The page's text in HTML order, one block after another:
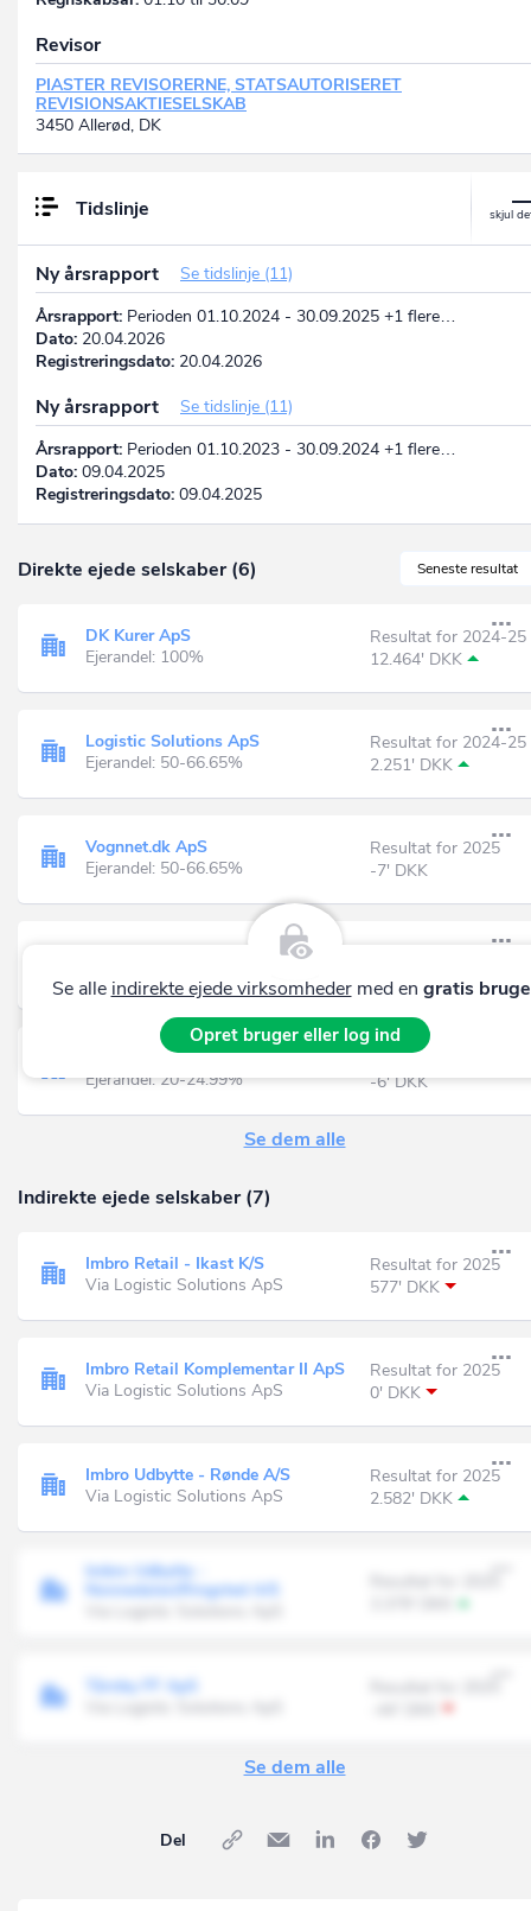
Revisor
PIASTER REVISORERNE, STATSAUTORISERET
REVISIONSAKTIESELSKAB
3450 Allerød, DK
Tidslinje
Ny årsrapport
Se tidslinje (11)
Årsrapport: Perioden 01.10.2024 - 30.09.2025 +1 flere…
Dato: 20.04.2026
Registreringsdato: 20.04.2026
Ny årsrapport
Se tidslinje (11)
Årsrapport: Perioden 01.10.2023 - 30.09.2024 +1 flere…
Dato: 09.04.2025
Registreringsdato: 09.04.2025
Seneste resultat
Direkte ejede selskaber (6)
DK Kurer ApS
Ejerandel: 100%
Resultat for 2024-25
12.464' DKK
Logistic Solutions ApS
Ejerandel: 50-66.65%
Resultat for 2024-25
2.251' DKK
Vognnet.dk ApS
Ejerandel: 50-66.65%
Resultat for 2025
-7' DKK
K/S Varde Varaha
Ejerandel: 20-24.99%
Resultat for 2025
-6' DKK
Se dem alle
Indirekte ejede selskaber (7)
Imbro Retail - Ikast K/S
Via Logistic Solutions ApS
Resultat for 2025
577' DKK
Imbro Retail Komplementar II ApS
Via Logistic Solutions ApS
Resultat for 2025
0' DKK
Imbro Udbytte - Rønde A/S
Via Logistic Solutions ApS
Resultat for 2025
2.582' DKK
Imbro Udbytte -
Nonnedalen/Ringsted A/S
Tårnby FF ApS
Se alle indirekte ejede virksomhedermed en gratis
Opret bruger eller log ind
Se dem alle
Del